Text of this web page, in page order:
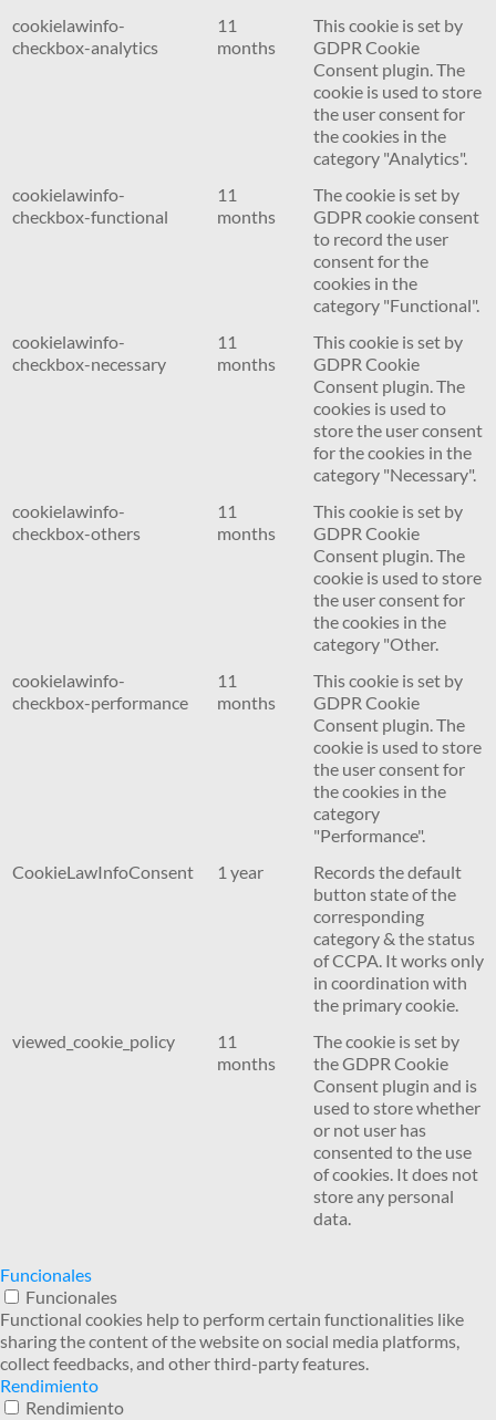
cookielawinfo-
checkbox-analytics
11
months
This cookie is set by
GDPR Cookie
Consent plugin. The
cookie is used to store
the user consent for
the cookies in the
category "Analytics".
cookielawinfo-
checkbox-functional
11
months
The cookie is set by
GDPR cookie consent
to record the user
consent for the
cookies in the
category "Functional".
cookielawinfo-
checkbox-necessary
11
months
This cookie is set by
GDPR Cookie
Consent plugin. The
cookies is used to
store the user consent
for the cookies in the
category "Necessary".
cookielawinfo-
checkbox-others
11
months
This cookie is set by
GDPR Cookie
Consent plugin. The
cookie is used to store
the user consent for
the cookies in the
category "Other.
cookielawinfo-
checkbox-performance
11
months
This cookie is set by
GDPR Cookie
Consent plugin. The
cookie is used to store
the user consent for
the cookies in the
category
"Performance".
CookieLawInfoConsent
1 year
Records the default
button state of the
corresponding
category & the status
of CCPA. It works only
in coordination with
the primary cookie.
viewed_cookie_policy
11
months
The cookie is set by
the GDPR Cookie
Consent plugin and is
used to store whether
or not user has
consented to the use
of cookies. It does not
store any personal
data.
Funcionales
Funcionales
Functional cookies help to perform certain functionalities like
sharing the content of the website on social media platforms,
collect feedbacks, and other third-party features.
Rendimiento
Rendimiento